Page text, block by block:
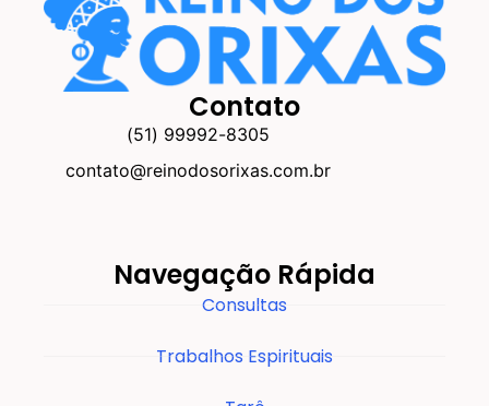
Contato
(51) 99992-8305
contato@reinodosorixas.com.br
Navegação Rápida
Consultas
Trabalhos Espirituais